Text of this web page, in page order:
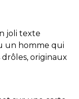
joli texte
un homme qui
drôles, originaux